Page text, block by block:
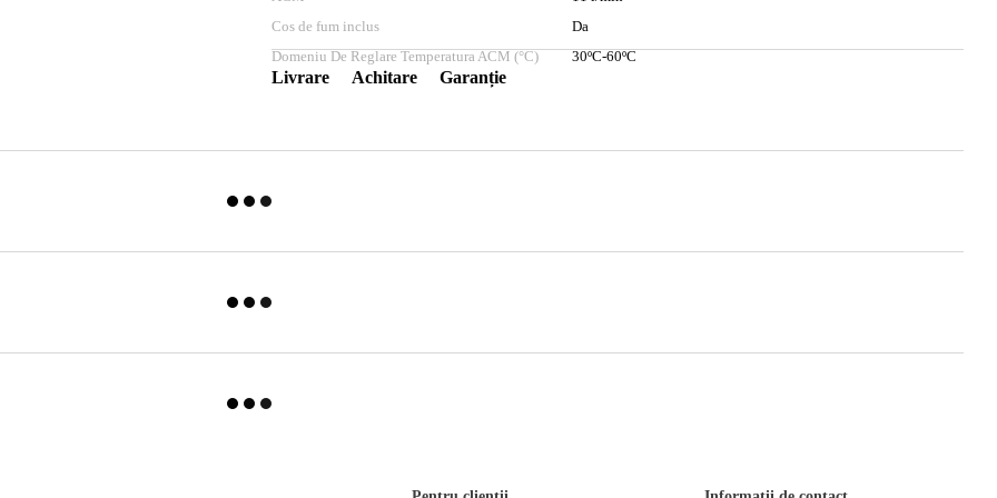
Cos de fum inclus
Da
Domeniu De Reglare Temperatura ACM (°C)
30ºC-60ºC
Livrare Achitare Garanție